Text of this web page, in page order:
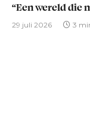
“Een wereld die
29 juli 2026 3